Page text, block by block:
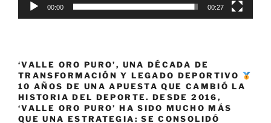
00:00 00:27
‘VALLE ORO PURO’, UNA DÉCADA DE
TRANSFORMACIÓN Y LEGADO DEPORTIVO
10 AÑOS DE UNA APUESTA QUE CAMBIÓ LA
HISTORIA DEL DEPORTE. DESDE 2016,
‘VALLE ORO PURO’ HA SIDO MUCHO MÁS
QUE UNA ESTRATEGIA: SE CONSOLIDÓ